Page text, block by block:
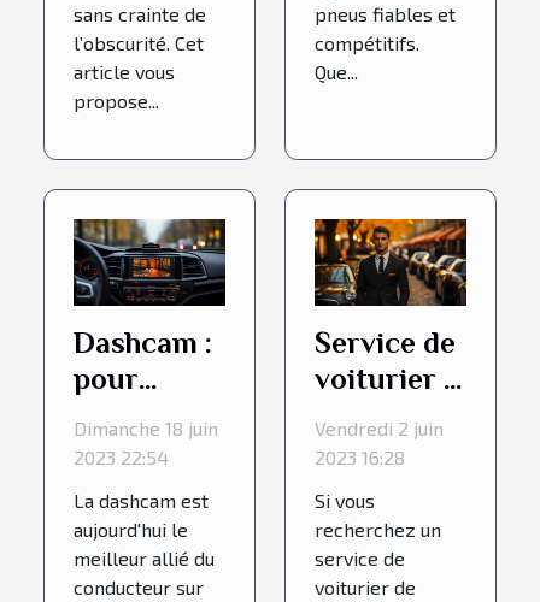
sans crainte de
l’obscurité. Cet
article vous
propose...
pneus fiables et
compétitifs.
Que...
Dashcam :
pour
quelles
raisons
l'acheter ?
Dimanche 18 juin
2023 22:54
La dashcam est
aujourd'hui le
meilleur allié du
conducteur sur
Service de
voiturier :
4 bonnes
raisons de
choisir
l’agence
ELIT à
Lyon
Vendredi 2 juin
2023 16:28
Si vous
recherchez un
service de
voiturier de